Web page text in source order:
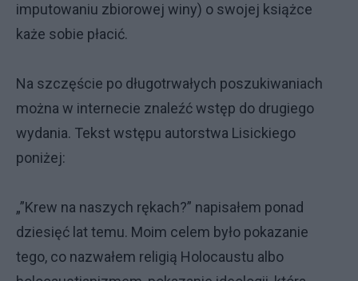
imputowaniu zbiorowej winy) o swojej książce
każe sobie płacić.
Na szczęście po długotrwałych poszukiwaniach
można w internecie znaleźć wstęp do drugiego
wydania. Tekst wstępu autorstwa Lisickiego
poniżej:
„”Krew na naszych rękach?” napisałem ponad
dziesięć lat temu. Moim celem było pokazanie
tego, co nazwałem religią Holocaustu albo